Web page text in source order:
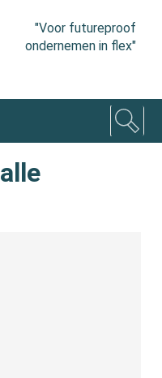
"Voor futureproof
ondernemen in flex"